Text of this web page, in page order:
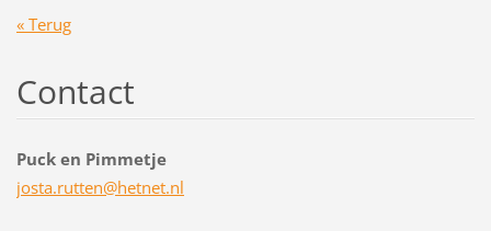
« Terug
Contact
Puck en Pimmetje
josta.rutten@hetnet.nl